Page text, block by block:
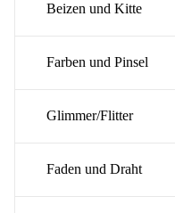
Beizen und Kitte
Farben und Pinsel
Glimmer/Flitter
Faden und Draht